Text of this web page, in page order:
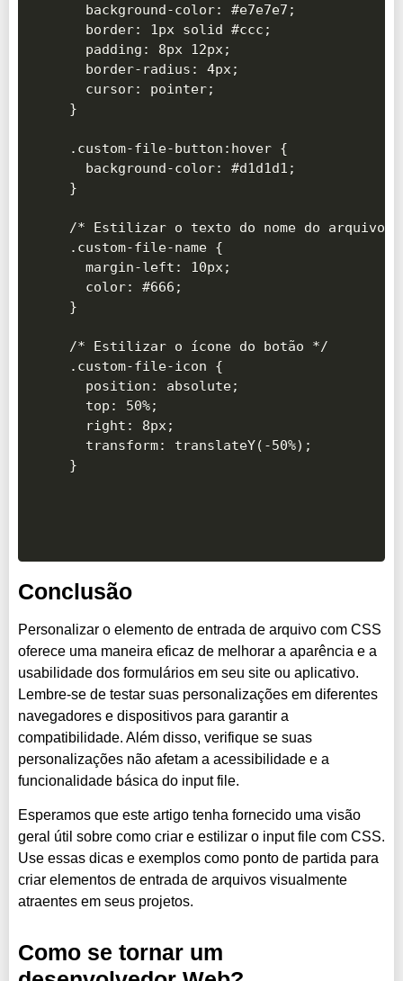
  background-color: #e7e7e7;
  border: 1px solid #ccc;
  padding: 8px 12px;
  border-radius: 4px;
  cursor: pointer;
}
.custom-file-button:hover {
  background-color: #d1d1d1;
}
/* Estilizar o texto do nome do arquivo
.custom-file-name {
  margin-left: 10px;
  color: #666;
}
/* Estilizar o ícone do botão */
.custom-file-icon {
  position: absolute;
  top: 50%;
  right: 8px;
  transform: translateY(-50%);
Conclusão
Personalizar o elemento de entrada de arquivo com CSS
oferece uma maneira eficaz de melhorar a aparência e a
usabilidade dos formulários em seu site ou aplicativo.
Lembre-se de testar suas personalizações em diferentes
navegadores e dispositivos para garantir a
compatibilidade. Além disso, verifique se suas
personalizações não afetam a acessibilidade e a
funcionalidade básica do input file.
Esperamos que este artigo tenha fornecido uma visão
geral útil sobre como criar e estilizar o input file com CSS.
Use essas dicas e exemplos como ponto de partida para
criar elementos de entrada de arquivos visualmente
atraentes em seus projetos.
Como se tornar um